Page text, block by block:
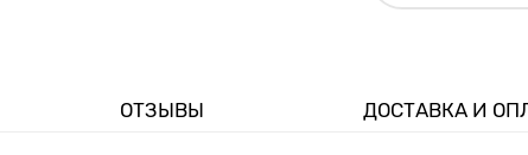
ОТЗЫВЫ ДОСТАВКА И